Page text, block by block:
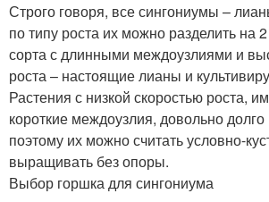
Строго говоря, все сингониумы –
по типу роста их можно разделить на
сорта с длинными междоузлиями и
роста – настоящие лианы и
Растения с низкой скоростью роста,
короткие междоузлия, довольно долго
поэтому их можно считать условно-
выращивать без опоры.
Выбор горшка для сингониума